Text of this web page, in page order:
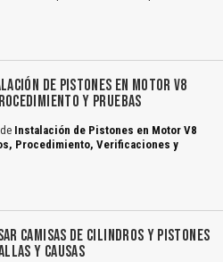
DE PISTONES EN MOTOR V8
Y PRUEBAS
Instalación de Pistones en Motor V8
Procedimiento, Verificaciones y
CAMISAS DE CILINDROS Y PISTONES
Y CAUSAS